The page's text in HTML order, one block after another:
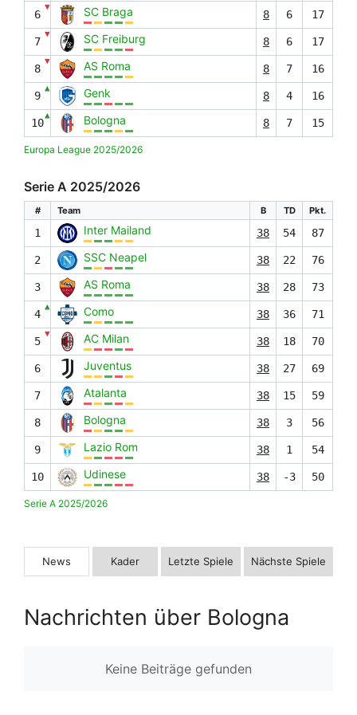
6
▼ SC Braga 8 6 17
7
▼ SC Freiburg 8 6 17
8
▼ AS Roma 8 7 16
9
▲ Genk 8 4 16
10
▲ Bologna 8 7 15
Europa League 2025/2026
Serie A 2025/2026
# Team B TD Pkt.
1 Inter Mailand 38 54 87
2 SSC Neapel 38 22 76
3 AS Roma 38 28 73
4
▲ Como 38 36 71
5
▼ AC Milan 38 18 70
6 Juventus 38 27 69
7 Atalanta 38 15 59
8 Bologna 38 3 56
9 Lazio Rom 38 1 54
10 Udinese 38 -3 50
Serie A 2025/2026
News Kader Letzte Spiele Nächste Spiele
Nachrichten über Bologna
Keine Beiträge gefunden